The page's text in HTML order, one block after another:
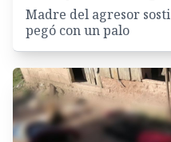
Madre del agresor
pegó con un palo